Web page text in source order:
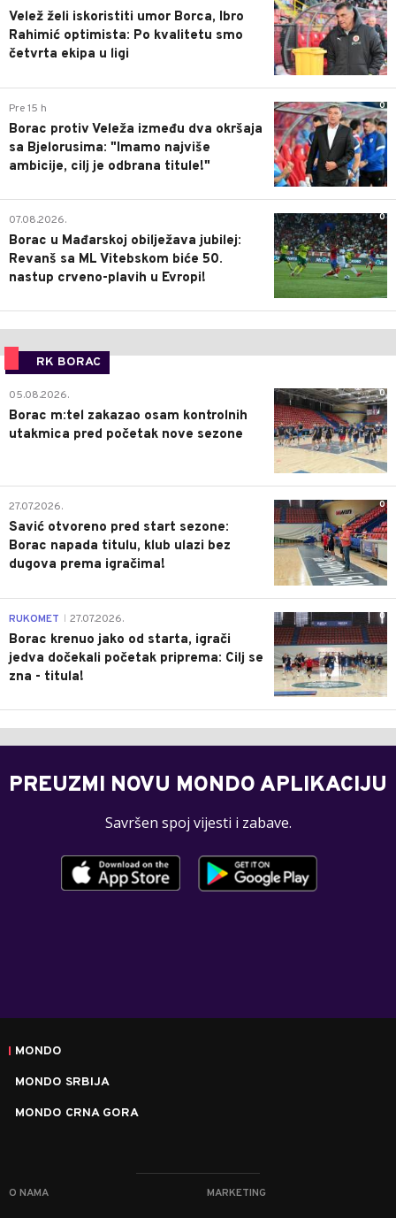
Velež želi iskoristiti umor Borca, Ibro
Rahimić optimista: Po kvalitetu smo
četvrta ekipa u ligi
0
Pre 15 h
Borac protiv Veleža između dva okršaja
sa Bjelorusima: "Imamo najviše
ambicije, cilj je odbrana titule!"
0
07.08.2026.
Borac u Mađarskoj obilježava jubilej:
Revanš sa ML Vitebskom biće 50.
nastup crveno-plavih u Evropi!
RK BORAC
0
05.08.2026.
Borac m:tel zakazao osam kontrolnih
utakmica pred početak nove sezone
0
27.07.2026.
Savić otvoreno pred start sezone:
Borac napada titulu, klub ulazi bez
dugova prema igračima!
0
RUKOMET 27.07.2026.
Borac krenuo jako od starta, igrači
jedva dočekali početak priprema: Cilj se
zna - titula!
PREUZMI NOVU MONDO APLIKACIJU
Savršen spoj vijesti i zabave.
MONDO
MONDO SRBIJA
MONDO CRNA GORA
O NAMA MARKETING